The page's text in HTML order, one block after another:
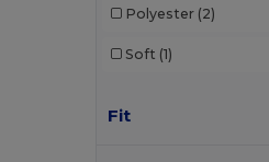
Polyester (2)
Soft (1)
Fit